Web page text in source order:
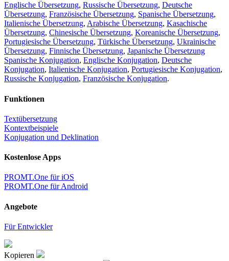
Englische Übersetzung, Russische Übersetzung, Deutsche
Übersetzung, Französische Übersetzung, Spanische Übersetzung,
Italienische Übersetzung, Arabische Übersetzung, Kasachische
Übersetzung, Chinesische Übersetzung, Koreanische Übersetzung,
Portugiesische Übersetzung, Türkische Übersetzung, Ukrainische
Übersetzung, Finnische Übersetzung, Japanische Übersetzung
Spanische Konjugation, Englische Konjugation, Deutsche
Konjugation, Italienische Konjugation, Portugiesische Konjugation,
Russische Konjugation, Französische Konjugation.
Funktionen
Textübersetzung
Kontextbeispiele
Konjugation und Deklination
Kostenlose Apps
PROMT.One für iOS
PROMT.One für Android
Angebote
Für Entwickler
Kopieren